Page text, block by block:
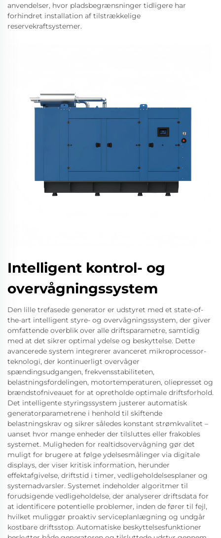
anvendelser, hvor pladsbegrænsninger tidligere har
forhindret installation af tilstrækkelige
reservekraftsystemer.
Intelligent kontrol- og
overvågningssystem
Den lille trefasede generator er udstyret med et state-of-
the-art intelligent styre- og overvågningssystem, der giver
omfattende overblik over alle driftsparametre, samtidig
med at det sikrer optimal ydelse og beskyttelse. Dette
avancerede system integrerer avanceret mikroprocessor-
teknologi, der kontinuerligt overvåger
spændingsudgangen, frekvensstabiliteten,
belastningsfordelingen, motortemperaturen, oliepresset og
brændstofniveauet for at opretholde optimale driftsforhold.
Det intelligente styringssystem justerer automatisk
generatorparametrene i henhold til skiftende
belastningskrav og sikrer således konstant strømkvalitet –
uanset hvor mange enheder der tilsluttes eller frakobles
systemet. Muligheden for realtidsovervågning gør det
muligt for brugere at følge ydelsesmålinger via digitale
displays, der viser kritisk information, herunder
effektafgivelse, driftstid i timer, vedligeholdelsesplaner og
systemadvarsler. Systemet indeholder algoritmer til
forudsigende vedligeholdelse, der analyserer driftsdata for
at identificere potentielle problemer, inden de fører til fejl,
hvilket muliggør proaktiv serviceplanlægning og undgår
kostbare driftsstop. Automatiske beskyttelsesfunktioner